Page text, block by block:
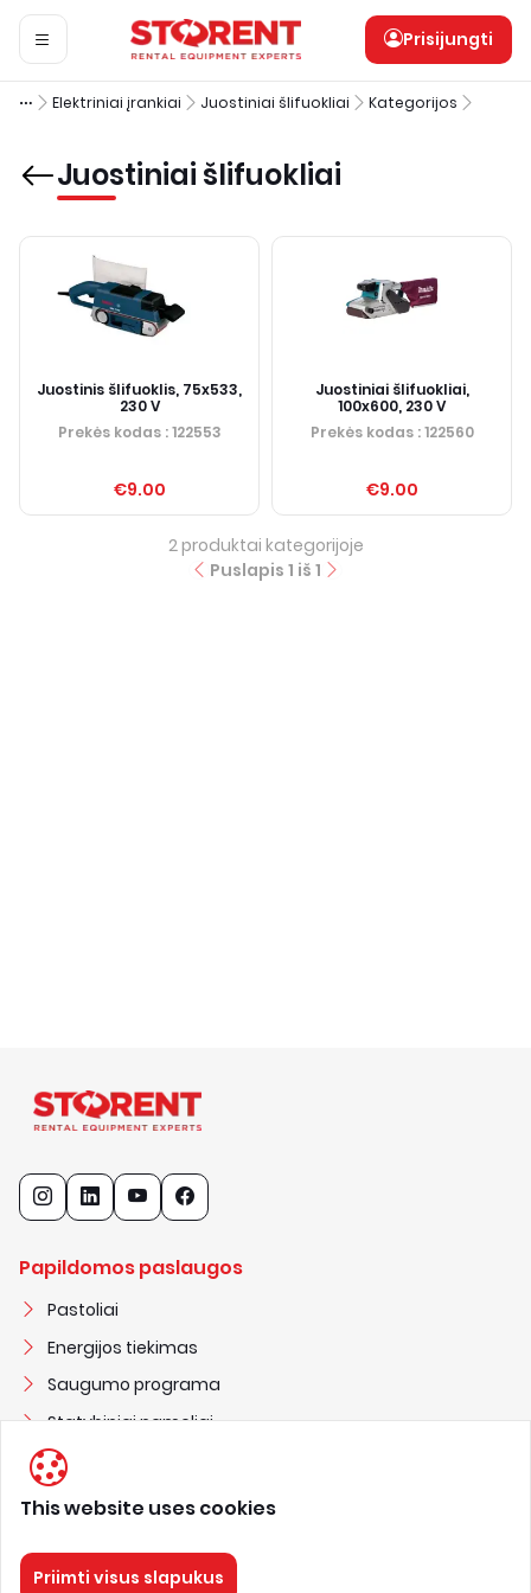
Prisijungti
Elektriniai įrankiai Juostiniai šlifuokliai Kategorijos
Juostiniai šlifuokliai
Juostinis šlifuoklis, 75x533,
230 V
Prekės kodas: 122553
€9.00
Juostiniai šlifuokliai,
100x600, 230 V
Prekės kodas: 122560
€9.00
2 produktai kategorijoje
Puslapis 1 iš 1
Papildomos paslaugos
Pastoliai
Energijos tiekimas
Saugumo programa
Statybiniai nameliai
STORENT UAB
302251303
nuoma@storent.com
This website uses cookies
Priimti visus slapukus